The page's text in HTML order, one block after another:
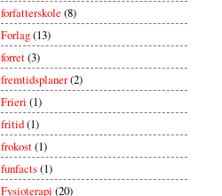
forfatterskole(8)
Forlag(13)
forret(3)
fremtidsplaner(2)
Frieri (1)
fritid(1)
frokost(1)
funfacts(1)
Fysioterapi (20)